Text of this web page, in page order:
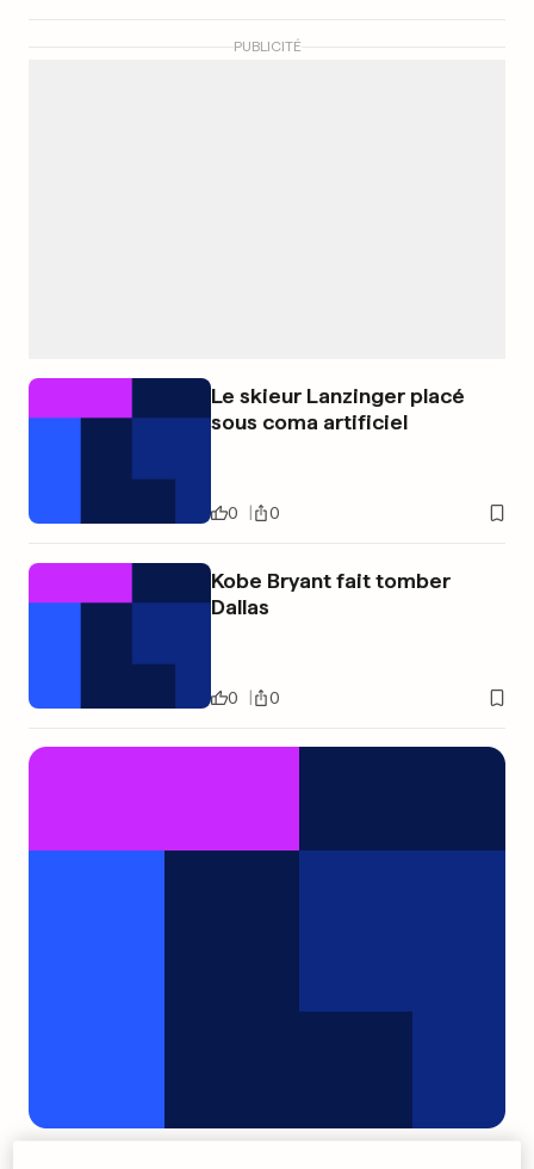
Le skieur Lanzinger placé
sous coma artificiel
0 0
Kobe Bryant fait tomber
Dallas
0 0
PUBLICITÉ